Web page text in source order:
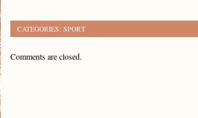
CATEGORIES: SPORT
Comments are closed.